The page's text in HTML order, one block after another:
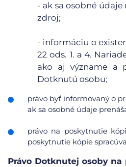
- ak sa osobné
zdroj;
- informáciu o
22 ods. 1. a 4.
ako aj význame a
Dotknutú osobu;
právo byť informovaný o
ak sa osobné údaje
právo na poskytnutie
poskytnutie kópie
Právo Dotknutej osoby